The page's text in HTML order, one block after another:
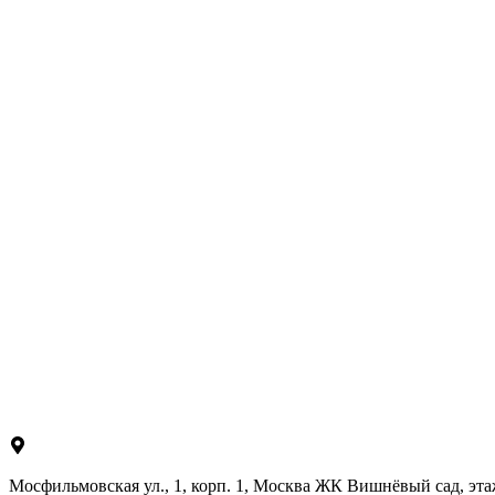
Мосфильмовская ул., 1, корп. 1, Москва ЖК Вишнёвый сад,